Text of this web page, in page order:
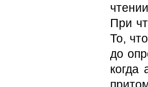
При
То,
до
когда